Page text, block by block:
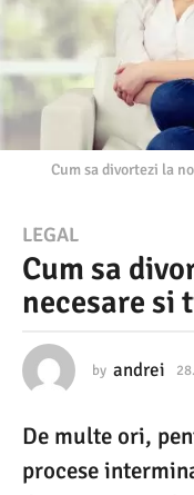
Cum sa divortezi la
2
8
.
7
2
0
LEGAL
Cum sa
necesare si
by andrei
De multe ori,
procese